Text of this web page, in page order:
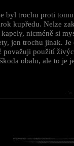
byl trochu proti
kupředu. Nelze
nicméně si
jen trochu jinak.
považuji použití
obalu, ale to je